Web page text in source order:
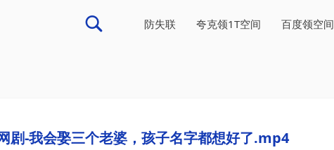
防失联 夸克领1T空间 百度领空间
剧-我会娶三个老婆，孩子名字都想好了.mp4